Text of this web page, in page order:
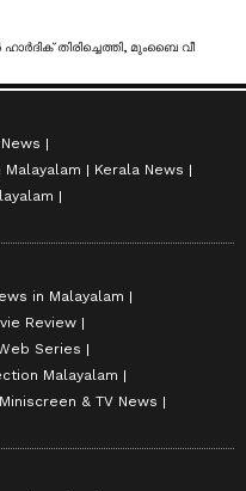
Malayalam
Kerala News
in Malayalam
Review
Series
Malayalam
& TV News